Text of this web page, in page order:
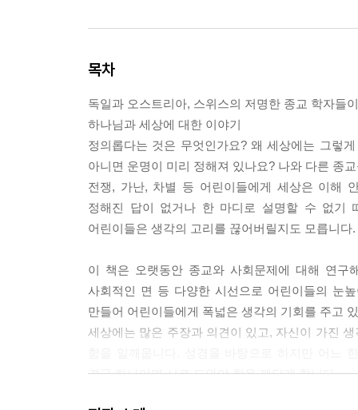
목차
독일과 오스트리아, 스위스의 저명한 종교 학자들
하나님과 세상에 대한 이야기
정의롭다는 것은 무엇인가요? 왜 세상에는 그렇
아니면 운명이 미리 정해져 있나요? 나와 다른 종
전쟁, 가난, 차별 등 어린이들에게 세상은 이해
정해진 답이 없거나 한 마디로 설명할 수 없기
어린이들은 생각의 고리를 끊어버릴지도 모릅니다.
이 책은 오랫동안 종교와 사회문제에 대해 연
사회적인 면 등 다양한 시선으로 어린이들의 눈
만들어 어린이들에게 폭넓은 생각의 기회를 주고
세상에는 많은 주장과 의견이 있고, 자신이 가진
결국 하나이며 서로 도와야 함을 깨닫게 합니다.